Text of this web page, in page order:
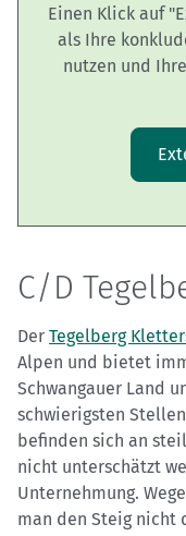
Einen Klick auf
als Ihre
nutzen und
C/D
Der Tegelberg
Alpen und bietet
Schwangauer Land
schwierigsten
befinden sich an
nicht unterschätzt
Unternehmung.
man den Steig nicht